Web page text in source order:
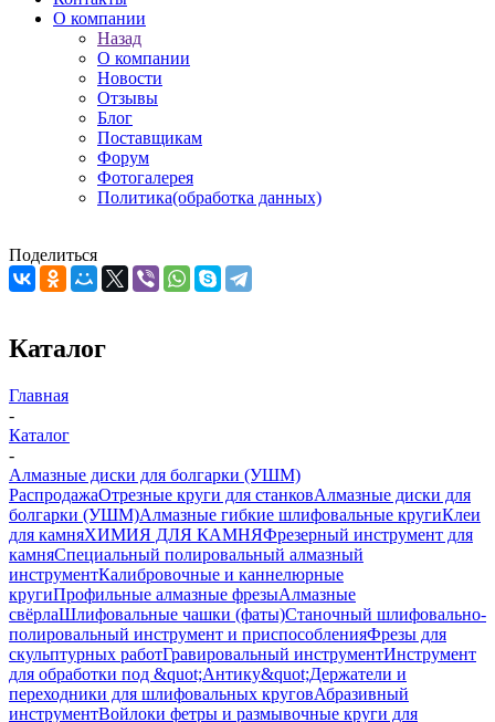
О компании
Назад
О компании
Новости
Отзывы
Блог
Поставщикам
Форум
Фотогалерея
Политика(обработка данных)
Поделиться
Каталог
Главная
-
Каталог
-
Алмазные диски для болгарки (УШМ)
РаспродажаОтрезные круги для станковАлмазные диски для
болгарки (УШМ)Алмазные гибкие шлифовальные кругиКлеи
для камняХИМИЯ ДЛЯ КАМНЯФрезерный инструмент для
камняСпециальный полировальный алмазный
инструментКалибровочные и каннелюрные
кругиПрофильные алмазные фрезыАлмазные
свёрлаШлифовальные чашки (фаты)Станочный шлифовально-
полировальный инструмент и приспособленияФрезы для
скульптурных работГравировальный инструментИнструмент
для обработки под &quot;Антику&quot;Держатели и
переходники для шлифовальных круговАбразивный
инструментВойлоки фетры и размывочные круги для